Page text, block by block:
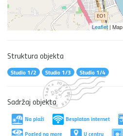
Leaflet|
Struktura objekta
Studio 1/2 Studio 1/3 Studio 1/4
Sadržaj objekta
Na plaži Besplatan internet
Pogled na more
U centru